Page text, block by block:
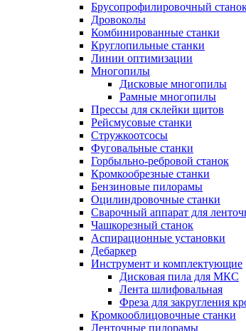
Брусопрофилировочный
Дровоколы
Комбинированные станки
Круглопильные станки
Линии оптимизации
Многопилы
Дисковые многопилы
Рамные многопилы
Прессы для склейки щитов
Рейсмусовые станки
Стружкоотсосы
Фуговальные станки
Горбыльно-ребровой станок
Кромкообрезные станки
Бензиновые пилорамы
Оцилиндровочные станки
Сварочный аппарат для
Чашкорезный станок
Аспирационные установки
Дебаркер
Инструмент и комплектующие
Дисковая пила для МКС
Лента шлифовальная
Фреза для закругления
Кромкооблицовочные станки
Ленточные пилорамы